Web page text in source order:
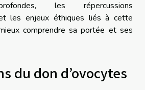
les répercussions
les enjeux éthiques liés à cette
comprendre sa portée et ses
du don d’ovocytes